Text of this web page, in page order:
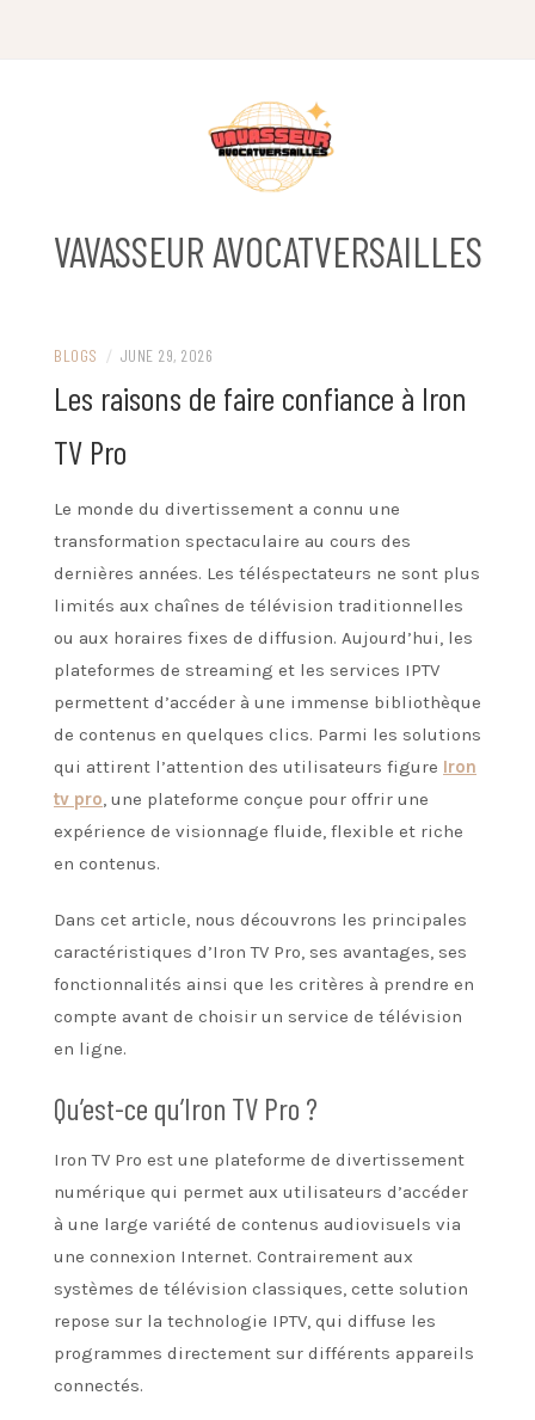
VAVASSEUR AVOCATVERSAILLES
BLOGS / JUNE 29, 2026
Les raisons de faire confiance à Iron
TV Pro
Le monde du divertissement a connu une
transformation spectaculaire au cours des
dernières années. Les téléspectateurs ne sont plus
limités aux chaînes de télévision traditionnelles
ou aux horaires fixes de diffusion. Aujourd’hui, les
plateformes de streaming et les services IPTV
permettent d’accéder à une immense bibliothèque
de contenus en quelques clics. Parmi les solutions
qui attirent l’attention des utilisateurs figure Iron
tv pro , une plateforme conçue pour offrir une
expérience de visionnage fluide, flexible et riche
en contenus.
Dans cet article, nous découvrons les principales
caractéristiques d’Iron TV Pro, ses avantages, ses
fonctionnalités ainsi que les critères à prendre en
compte avant de choisir un service de télévision
en ligne.
Qu’est-ce qu’Iron TV Pro ?
Iron TV Pro est une plateforme de divertissement
numérique qui permet aux utilisateurs d’accéder
à une large variété de contenus audiovisuels via
une connexion Internet. Contrairement aux
systèmes de télévision classiques, cette solution
repose sur la technologie IPTV, qui diffuse les
programmes directement sur différents appareils
connectés.